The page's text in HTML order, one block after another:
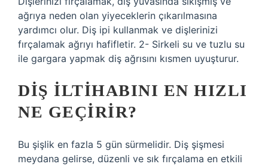
ağrıya neden olan yiyeceklerin çıkarılmasına
yardımcı olur. Diş ipi kullanmak ve dişlerinizi
fırçalamak ağrıyı hafifletir. 2- Sirkeli su ve tuzlu su
ile gargara yapmak diş ağrısını kısmen uyuşturur.
DIŞ ILTIHABINI EN HIZLI
NE GEÇIRIR?
Bu şişlik en fazla 5 gün sürmelidir. Diş şişmesi
meydana gelirse, düzenli ve sık fırçalama en etkili